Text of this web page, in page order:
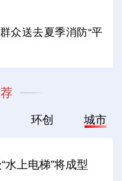
众送去夏季消防“平
环创 城市
水上电梯”将成型